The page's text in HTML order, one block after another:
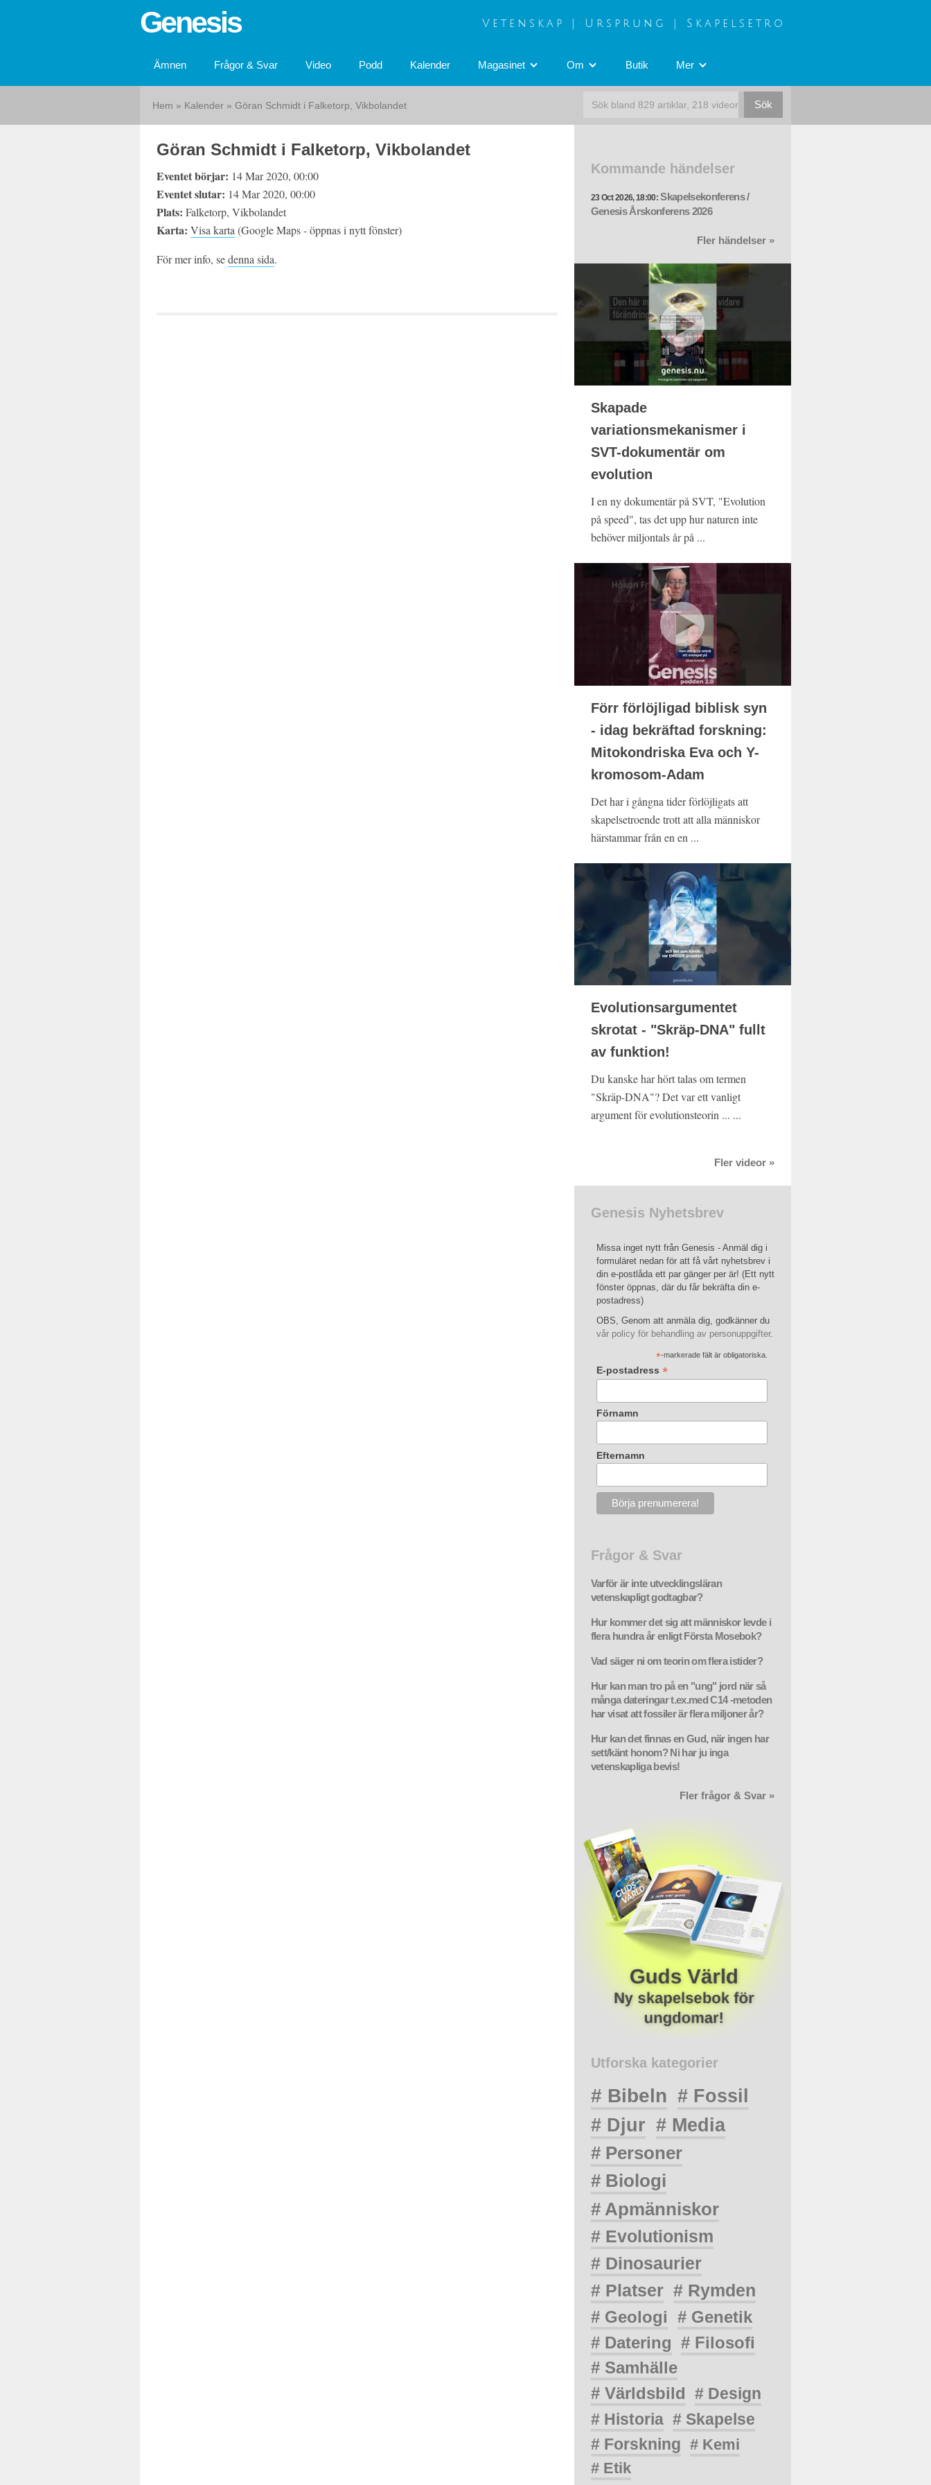
Genesis Vetenskap | Ursprung | Skapelsetro
Ämnen Frågor & Svar Video Podd Kalender Magasinet Om Butik Mer
Hem » Kalender » Göran Schmidt i Falketorp, Vikbolandet
Göran Schmidt i Falketorp, Vikbolandet
Eventet börjar: 14 Mar 2020, 00:00
Eventet slutar: 14 Mar 2020, 00:00
Plats: Falketorp, Vikbolandet
Karta: Visa karta(Google Maps - öppnas i nytt fönster)
För mer info, sedenna sida.
Kommande händelser
23 Oct 2026, 18:00: Skapelsekonferens /
Genesis Årskonferens 2026
Fler händelser »
Skapade
variationsmekanismer i
SVT-dokumentär om
evolution
I en ny dokumentär på SVT, "Evolution
på speed", tas det upp hur naturen inte
behöver miljontals år på ...
Förr förlöjligad biblisk syn
- idag bekräftad forskning:
Mitokondriska Eva och Y-
kromosom-Adam
Det har i gångna tider förlöjligats att
skapelsetroende trott att alla människor
härstammar från en en ...
Evolutionsargumentet
skrotat - "Skräp-DNA" fullt
av funktion!
Du kanske har hört talas om termen
"Skräp-DNA"? Det var ett vanligt
argument för evolutionsteorin ... ...
Fler videor »
Genesis Nyhetsbrev
Missa inget nytt från Genesis - Anmäl dig i
formuläret nedan för att få vårt nyhetsbrev i
din e-postlåda ett par gänger per är! (Ett nytt
fönster öppnas, där du får bekräfta din e-
postadress)
OBS, Genom att anmäla dig, godkänner du
vår policy för behandling av personuppgifter.
*-markerade fält är obligatoriska.
E-postadress *
Förnamn
Efternamn
Frågor & Svar
Varför är inte utvecklingsläran
vetenskapligt godtagbar?
Hur kommer det sig att människor levde i
flera hundra år enligt Första Mosebok?
Vad säger ni om teorin om flera istider?
Hur kan man tro på en "ung" jord när så
många dateringar t.ex.med C14 -metoden
har visat att fossiler är flera miljoner år?
Hur kan det finnas en Gud, när ingen har
sett/känt honom? Ni har ju inga
vetenskapliga bevis!
Fler frågor & Svar »
Utforska kategorier
# Bibeln # Fossil
# Djur # Media
# Personer
# Biologi
# Apmänniskor
# Evolutionism
# Dinosaurier
# Platser # Rymden
# Geologi # Genetik
# Datering # Filosofi
# Samhälle
# Världsbild # Design
# Historia # Skapelse
# Forskning # Kemi
# Etik